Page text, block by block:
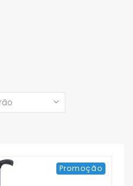
Promoção